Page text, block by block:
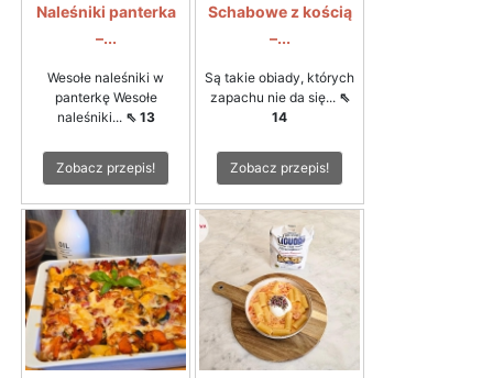
Naleśniki panterka
–...
Wesołe naleśniki w
panterkę Wesołe
naleśniki... ⇖ 13
Zobacz przepis!
Schabowe z kością
–...
Są takie obiady, których
zapachu nie da się... ⇖
14
Zobacz przepis!